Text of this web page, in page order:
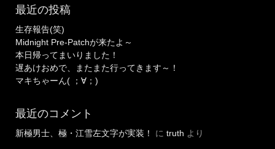
最近の投稿
生存報告(笑)
Midnight Pre-Patchが来たよ～
本日帰ってまいりました！
遅あけおめで、またまた行ってきます～！
マキちゃーん( ；∀；)
最近のコメント
新極男士、極・江雪左文字が実装！ に truth より